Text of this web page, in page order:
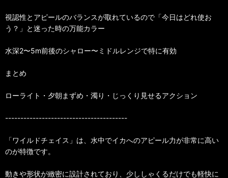
視認性とアピールのバランスが取れているので「今日はどれ使お
う？」と迷った時の万能カラー
水深2〜5m前後のシャロー〜ミドルレンジで特に有効
まとめ
ローライト・夕朝まずめ・濁り・じっくり見せるアクション
----------------------------------------
「ワイルドチェイス」は、水中でイカへのアピール力が非常に高い
のが特徴です。
動きや形状が緻密に設計されており、少ししゃくるだけでも軽快に